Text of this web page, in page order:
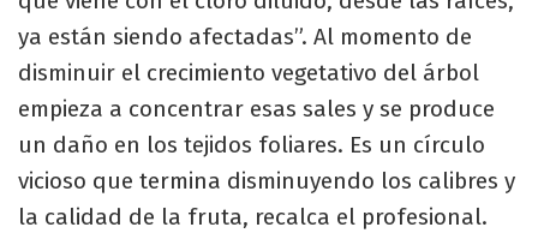
ya están siendo afectadas”. Al momento de
disminuir el crecimiento vegetativo del árbol
empieza a concentrar esas sales y se produce
un daño en los tejidos foliares. Es un círculo
vicioso que termina disminuyendo los calibres y
la calidad de la fruta, recalca el profesional.